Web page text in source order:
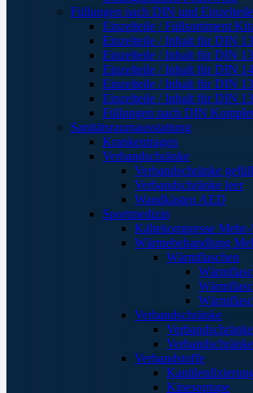
Füllungen nach DIN und Einzelteile
Einzelteile / Füllsortiment
Einzelteile / Inhalt für DIN
Einzelteile / Inhalt für DIN
Einzelteile / Inhalt für DIN
Einzelteile / Inhalt für DIN
Einzelteile / Inhalt für DIN
Füllungen nach DIN
Sanitätsraumausstattung
Krankentragen
Verbandschränke
Verbandschränke
Verbandschränke leer
Wandkästen AED
Sportmedizin
Kältekompresse
Wärmebehandlung
Wärmflaschen
Verbandschränke
Verbandstoffe
Kinesoptape